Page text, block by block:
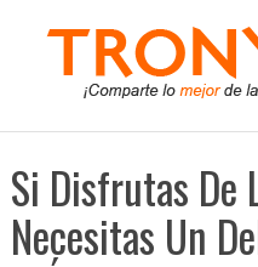
Si Disfrutas De
Necesitas Un